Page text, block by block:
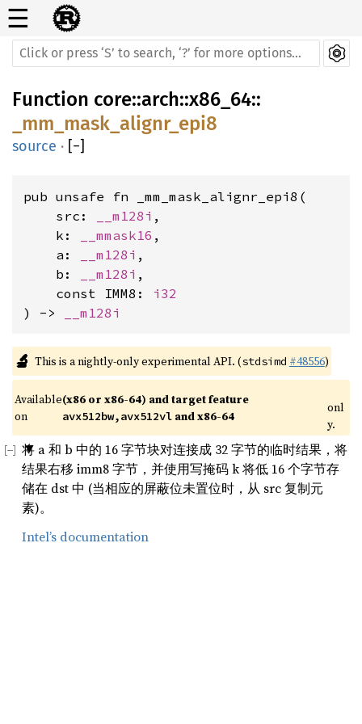
☰
Function core::arch::x86_64::
_mm_mask_alignr_epi8
source · [−]
pub unsafe fn _mm_mask_alignr_epi8(
    src:
__m128i ,
    k:
__mmask16 ,
    a:
__m128i ,
    b:
__m128i ,
    const IMM8:
i32
) ->
__m128i
🔬 This is a nightly-only experimental API. (stdsimd #48556)
Available
on
avx512bw,avx512vl and x86-64
onl
y.
将 a 和 b 中的 16 字节块对连接成 32 字节的临时结果，将
结果右移 imm8 字节，并使用写掩码 k 将低 16 个字节存
储在 dst 中 (当相应的屏蔽位未置位时，从 src 复制元
素)。
Intel’s documentation